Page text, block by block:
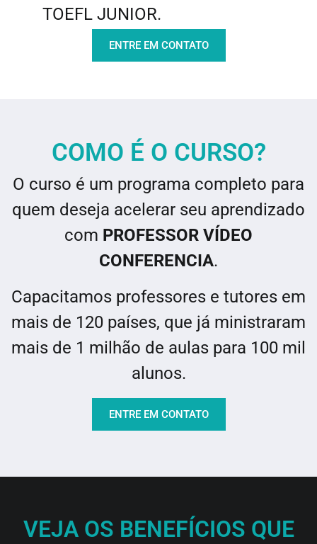
TOEFL JUNIOR.
ENTRE EM CONTATO
COMO É O CURSO?
O curso é um programa completo para
quem deseja acelerar seu aprendizado
com PROFESSOR VÍDEO
CONFERENCIA.
Capacitamos professores e tutores em
mais de 120 países, que já ministraram
mais de 1 milhão de aulas para 100 mil
alunos.
ENTRE EM CONTATO
VEJA OS BENEFÍCIOS QUE